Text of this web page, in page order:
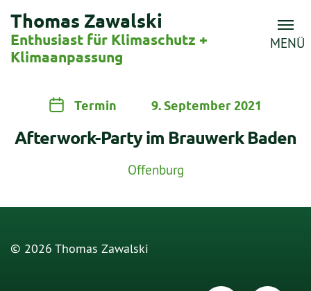
Thomas Zawalski
Enthusiast für Klimaschutz +
Klimaanpassung
MENÜ
Termin 9. September 2021
Afterwork-Party im Brauwerk Baden
Offenburg
© 2026 Thomas Zawalski